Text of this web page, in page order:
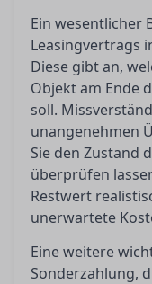
Ein wesentlicher
Leasingvertrags
Diese gibt an,
Objekt am Ende
soll.
unangenehmen
Sie den Zustand
überprüfen
Restwert
unerwartete
Eine weitere
Sonderzahlung,